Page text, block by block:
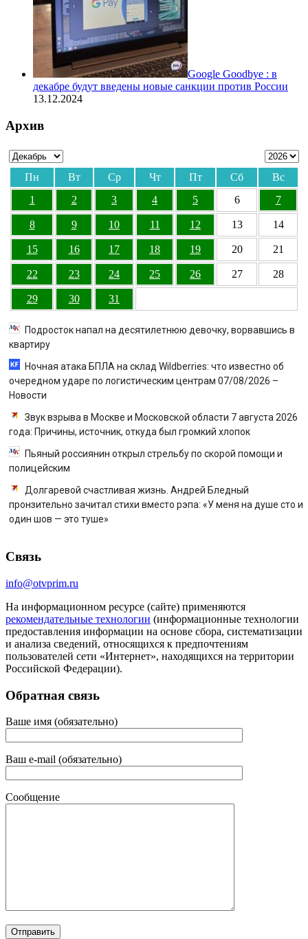
Google Goodbye : в
декабре будут введены новые санкции против России
13.12.2024
Архив
Пн Вт Ср Чт Пт Сб
Вс
1
2 3 4 5 6 7
8 9 10 11 12 13 14
15 16 17 18 19 20 21
22 23 24 25 26 27 28
29 30 31
Подросток напал на десятилетнюю девочку, ворвавшись в
квартиру
Ночная атака БПЛА на склад Wildberries: что известно об
очередном ударе по логистическим центрам 07/08/2026 –
Новости
Звук взрыва в Москве и Московской области 7 августа 2026
года: Причины, источник, откуда был громкий хлопок
Пьяный россиянин открыл стрельбу по скорой помощи и
полицейским
Долгаревой счастливая жизнь. Андрей Бледный
пронзительно зачитал стихи вместо рэпа: «У меня на душе сто и
один шов — это туше»
Связь
info@otvprim.ru
На информационном ресурсе (сайте) применяются
рекомендательные технологии (информационные технологии
предоставления информации на основе сбора, систематизации
и анализа сведений, относящихся к предпочтениям
пользователей сети «Интернет», находящихся на территории
Российской Федерации).
Обратная связь
Ваше имя (обязательно)
Ваш e-mail (обязательно)
Сообщение